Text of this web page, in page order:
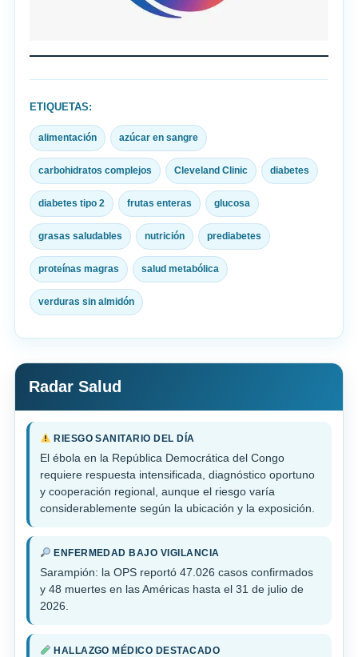
ETIQUETAS:
alimentación azúcar en sangre
carbohidratos complejos Cleveland Clinic diabetes
diabetes tipo 2 frutas enteras glucosa
grasas saludables nutrición prediabetes
proteínas magras salud metabólica
verduras sin almidón
Radar Salud
RIESGO SANITARIO DEL DÍA
El ébola en la República Democrática del Congo
requiere respuesta intensificada, diagnóstico oportuno
y cooperación regional, aunque el riesgo varía
considerablemente según la ubicación y la exposición.
ENFERMEDAD BAJO VIGILANCIA
Sarampión: la OPS reportó 47.026 casos confirmados
y 48 muertes en las Américas hasta el 31 de julio de
2026.
HALLAZGO MÉDICO DESTACADO